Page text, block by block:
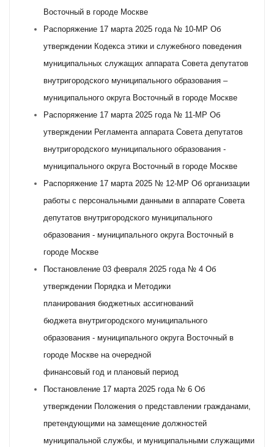
Восточный в городе Москве
Распоряжение 17 марта 2025 года № 10-МР Об
утверждении Кодекса этики и служебного поведения
муниципальных служащих аппарата Совета депутатов
внутригородского муниципального образования –
муниципального округа Восточный в городе Москве
Распоряжение 17 марта 2025 года № 11-МР Об
утверждении Регламента аппарата Совета депутатов
внутригородского муниципального образования -
муниципального округа Восточный в городе Москве
Распоряжение 17 марта 2025 № 12-МР Об организации
работы с персональными данными в аппарате Совета
депутатов внутригородского муниципального
образования - муниципального округа Восточный в
городе Москве
Постановление 03 февраля 2025 года № 4 Об
утверждении Порядка и Методики
планирования бюджетных ассигнований
бюджета внутригородского муниципального
образования - муниципального округа Восточный в
городе Москве на очередной
финансовый год и плановый период
Постановление 17 марта 2025 года № 6 Об
утверждении Положения о представлении гражданами,
претендующими на замещение должностей
муниципальной службы, и муниципальными служащими